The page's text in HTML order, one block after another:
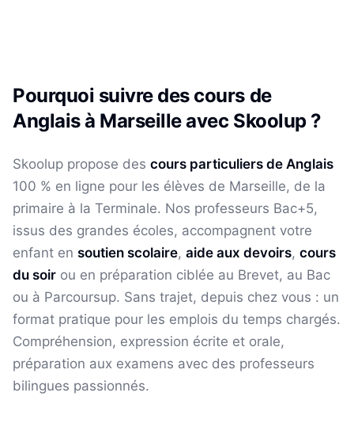
Pourquoi suivre des cours de
Anglaisà Marseilleavec Skoolup ?
Skoolup propose des cours particuliers de Anglais
100 % en ligne pour les élèves de Marseille, de la
primaire à la Terminale. Nos professeurs Bac+5,
issus des grandes écoles, accompagnent votre
enfant en soutien scolaire, aide aux devoirs, cours
du soir ou en préparation ciblée au Brevet, au Bac
ou à Parcoursup. Sans trajet, depuis chez vous : un
format pratique pour les emplois du temps chargés.
Compréhension, expression écrite et orale,
préparation aux examens avec des professeurs
bilingues passionnés.